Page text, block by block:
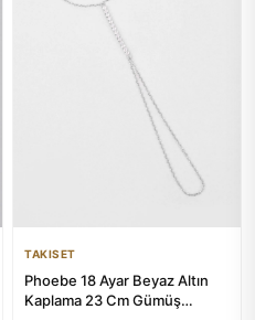
TAKISET
Phoebe 18 Ayar Beyaz Altın
Kaplama 23 Cm Gümüş